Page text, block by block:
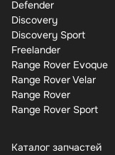
Defender
Discovery
Discovery Sport
Freelander
Range Rover Evoque
Range Rover Velar
Range Rover
Range Rover Sport
Каталог запчастей